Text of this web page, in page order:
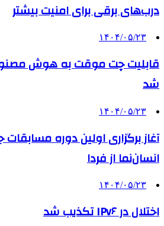
درب‌های برقی برای امنیت بیشتر
۱۴۰۴/۰۵/۲۳
قابلیت چت موقت به هوش
شد
۱۴۰۴/۰۵/۲۳
آغاز برگزاری اولین دوره
انسان‌نما از فردا
۱۴۰۴/۰۵/۲۳
اختلال در IPv۶ تکذیب شد